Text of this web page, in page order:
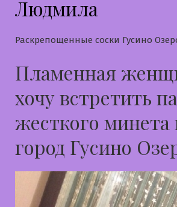
Людмила
Раскрепощенные соски Гусино
Пламенная
хочу встретить
жесткого минета
город Гусино